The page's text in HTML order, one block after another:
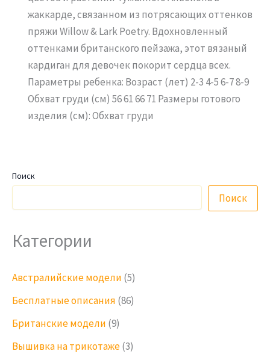
жаккарде, связанном из потрясающих оттенков
пряжи Willow & Lark Poetry. Вдохновленный
оттенками британского пейзажа, этот вязаный
кардиган для девочек покорит сердца всех.
Параметры ребенка: Возраст (лет) 2-3 4-5 6-7 8-9
Обхват груди (см) 56 61 66 71 Размеры готового
изделия (см): Обхват груди
Поиск
Поиск
Категории
Австралийские модели (5)
Бесплатные описания (86)
Британские модели (9)
Вышивка на трикотаже(3)